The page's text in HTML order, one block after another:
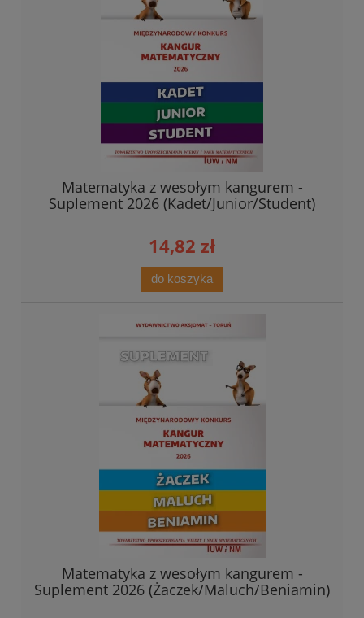
Matematyka z wesołym kangurem -
Suplement 2026 (Kadet/Junior/Student)
14,82 zł
do koszyka
Matematyka z wesołym kangurem -
Suplement 2026 (Żaczek/Maluch/Beniamin)